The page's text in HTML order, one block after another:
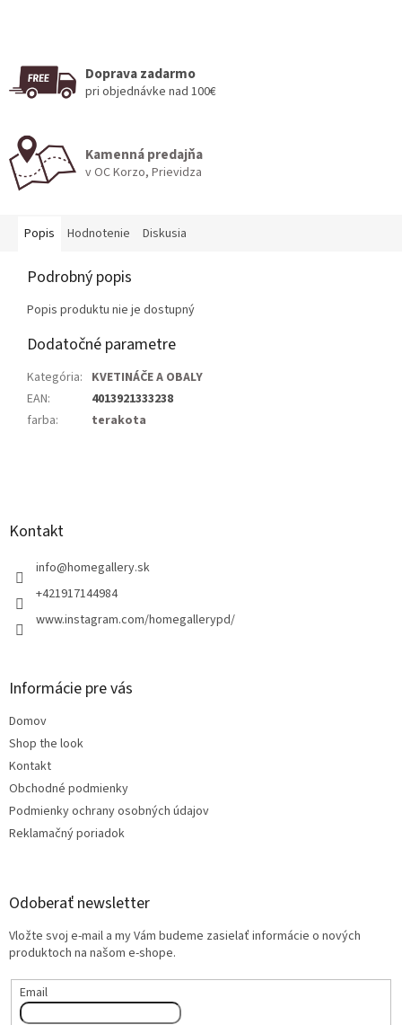
Doprava zadarmo
pri objednávke nad 100€
Kamenná predajňa
v OC Korzo, Prievidza
Popis Hodnotenie Diskusia
Podrobný popis
Popis produktu nie je dostupný
Dodatočné parametre
Kategória: KVETINÁČE A OBALY
EAN:
4013921333238
farba: terakota
Kontakt
info@homegallery.sk
+421917144984
www.instagram.com/homegallerypd/
Informácie pre vás
Domov
Shop the look
Kontakt
Obchodné podmienky
Podmienky ochrany osobných údajov
Reklamačný poriadok
Odoberať newsletter
Vložte svoj e-mail a my Vám budeme zasielať informácie o nových
produktoch na našom e-shope.
Email